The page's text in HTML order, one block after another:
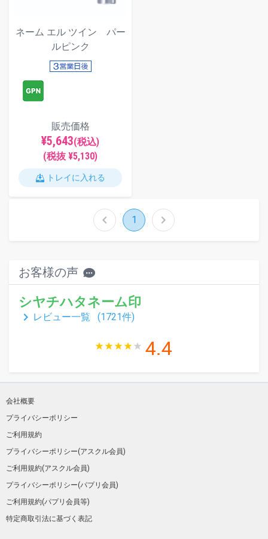
ネーム エル ツイン パー
ルピンク
販売価格
¥5,643(税込)
(税抜 ¥5,130)
トレイに入れる
chevron_left 1 chevron_right
お客様の声
シヤチハタネーム印
keyboard_arrow_right レビュー一覧 (1721件)
4.4
会社概要
プライバシーポリシー
ご利用規約
プライバシーポリシー(アスクル会員)
ご利用規約(アスクル会員)
プライバシーポリシー(パプリ会員)
ご利用規約(パプリ会員等)
特定商取引法に基づく表記